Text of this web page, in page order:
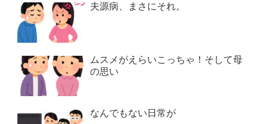
夫源病、まさにそれ。
ムスメがえらいこっちゃ！そして母
の思い
なんでもない日常が